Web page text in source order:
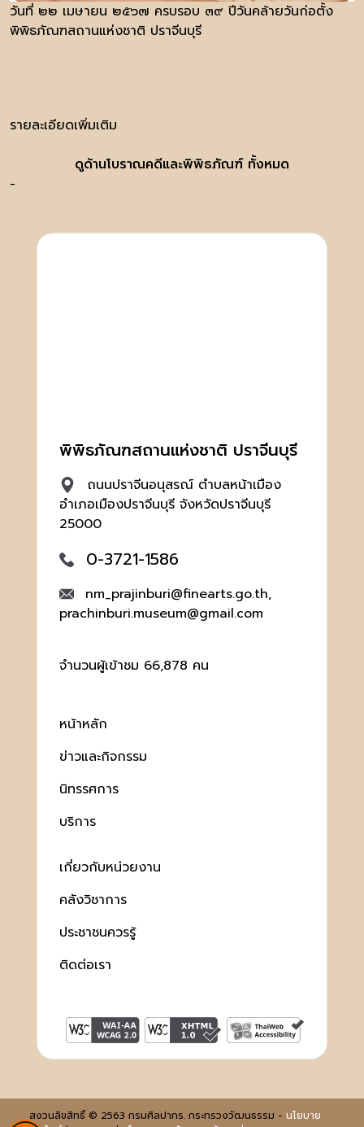
วันที่ ๒๒ เมษายน ๒๕๖๗ ครบรอบ ๓๙ ปีวันคล้ายวันก่อตั้ง
พิพิธภัณฑสถานแห่งชาติ ปราจีนบุรี
รายละเอียดเพิ่มเติม
ดูด้านโบราณคดีและพิพิธภัณฑ์ ทั้งหมด
-
พิพิธภัณฑสถานแห่งชาติ ปราจีนบุรี
ถนนปราจีนอนุสรณ์ ตำบลหน้าเมือง
อำเภอเมืองปราจีนบุรี จังหวัดปราจีนบุรี
25000
0-3721-1586
nm_prajinburi@finearts.go.th,
prachinburi.museum@gmail.com
จำนวนผู้เข้าชม 66,878 คน
หน้าหลัก
ข่าวและกิจกรรม
นิทรรศการ
บริการ
เกี่ยวกับหน่วยงาน
คลังวิชาการ
ประชาชนควรรู้
ติดต่อเรา
สงวนลิขสิทธิ์ © 2563 กรมศิลปากร. กระทรวงวัฒนธรรม - นโยบาย